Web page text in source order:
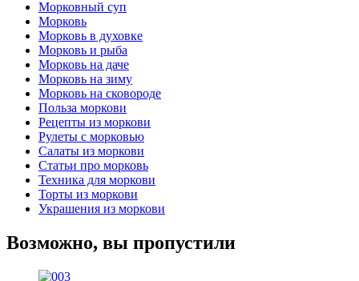
Морковный суп
Морковь
Морковь в духовке
Морковь и рыба
Морковь на даче
Морковь на зиму
Морковь на сковороде
Польза моркови
Рецепты из моркови
Рулеты с морковью
Салаты из моркови
Статьи про морковь
Техника для моркови
Торты из моркови
Украшения из моркови
Возможно, вы пропустили